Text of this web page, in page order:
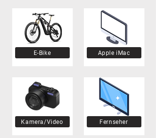
E-Bike
Kamera/Video
Apple iMac
Fernseher